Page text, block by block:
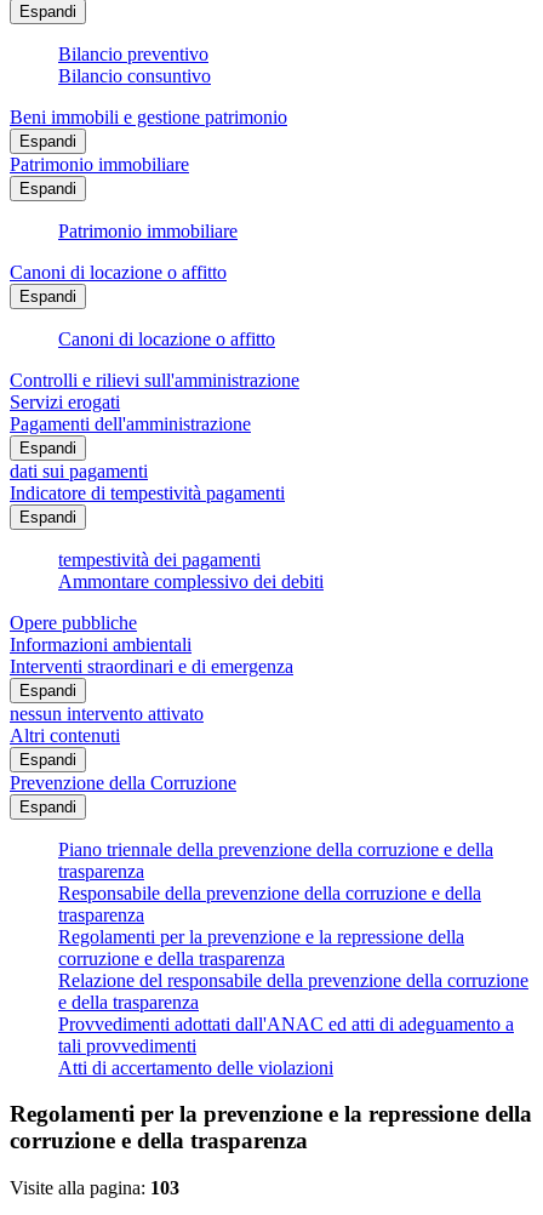
Espandi
Bilancio preventivo
Bilancio consuntivo
Beni immobili e gestione patrimonio
Espandi
Patrimonio immobiliare
Espandi
Patrimonio immobiliare
Canoni di locazione o affitto
Espandi
Canoni di locazione o affitto
Controlli e rilievi sull'amministrazione
Servizi erogati
Pagamenti dell'amministrazione
Espandi
dati sui pagamenti
Indicatore di tempestività pagamenti
Espandi
tempestività dei pagamenti
Ammontare complessivo dei debiti
Opere pubbliche
Informazioni ambientali
Interventi straordinari e di emergenza
Espandi
nessun intervento attivato
Altri contenuti
Espandi
Prevenzione della Corruzione
Espandi
Piano triennale della prevenzione della corruzione e della
trasparenza
Responsabile della prevenzione della corruzione e della
trasparenza
Regolamenti per la prevenzione e la repressione della
corruzione e della trasparenza
Relazione del responsabile della prevenzione della corruzione
e della trasparenza
Provvedimenti adottati dall'ANAC ed atti di adeguamento a
tali provvedimenti
Atti di accertamento delle violazioni
Regolamenti per la prevenzione e la repressione della
corruzione e della trasparenza
Visite alla pagina: 103